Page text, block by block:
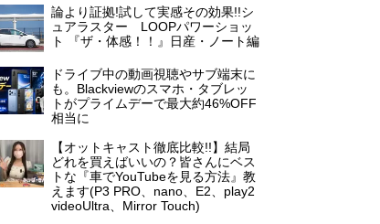
論より証拠!試して実感その効果!!シ
ュアラスター LOOPパワーショッ
ト 『ザ・体感！！』日産・ノート編
ドライブ中の動画視聴やサブ端末に
も。Blackviewのスマホ・タブレッ
トがプライムデーで最大約46%OFF
相当に
【オットキャスト徹底比較!!】結局
どれを買えばいいの？皆さんにベス
トな『車でYouTubeを見る方法』教
えます(P3 PRO、nano、E2、play2
videoUltra、Mirror Touch)